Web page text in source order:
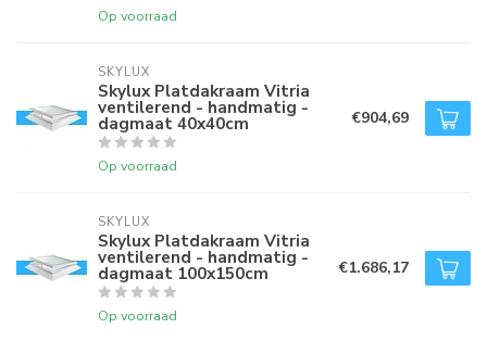
Op voorraad
SKYLUX
Skylux Platdakraam Vitria
ventilerend - handmatig -
dagmaat 40x40cm
Op voorraad
€904,69
SKYLUX
Skylux Platdakraam Vitria
ventilerend - handmatig -
dagmaat 100x150cm
Op voorraad
€1.686,17